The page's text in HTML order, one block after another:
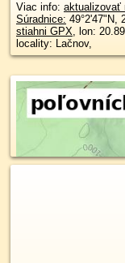
Viac info: aktualizovať
Súradnice: 49°2'47"N,
stiahni GPX, lon:
locality: Lačnov,